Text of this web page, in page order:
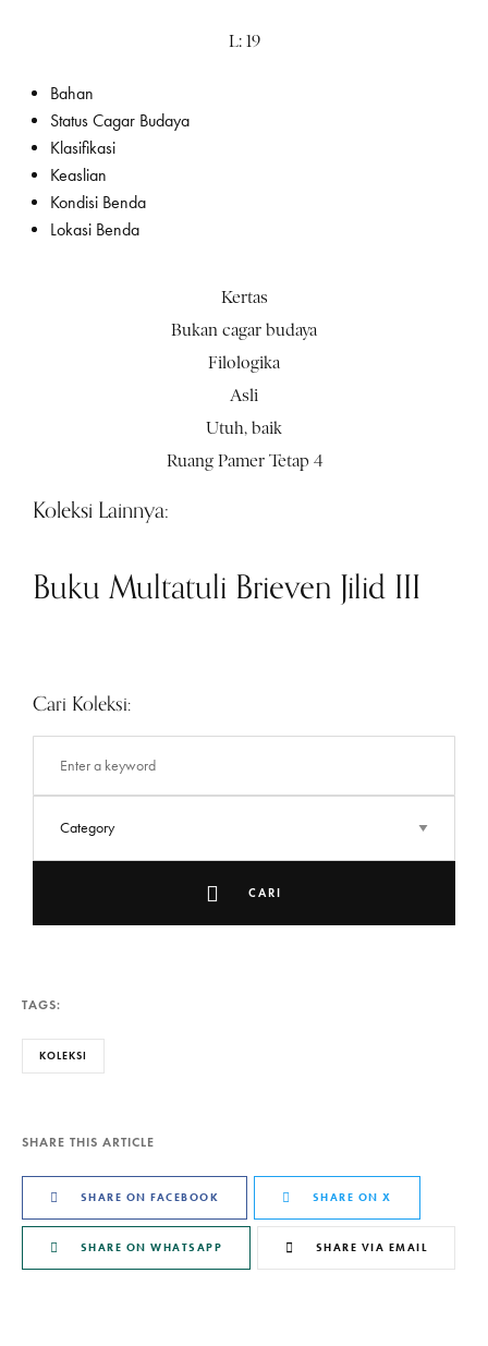
L: 19
Bahan
Status Cagar Budaya
Klasifikasi
Keaslian
Kondisi Benda
Lokasi Benda
Kertas
Bukan cagar budaya
Filologika
Asli
Utuh, baik
Ruang Pamer Tetap 4
Koleksi Lainnya:
Buku Multatuli Brieven Jilid III
Cari Koleksi:
CARI
TAGS:
KOLEKSI
SHARE THIS ARTICLE
SHARE ON FACEBOOK SHARE ON X
SHARE ON WHATSAPP SHARE VIA EMAIL